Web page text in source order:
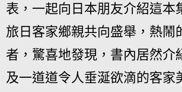
表，一起向日本朋友介紹這
旅日客家鄉親共向盛舉，熱
者，驚喜地發現，書內居然介
及一道道令人垂涎欲滴的客